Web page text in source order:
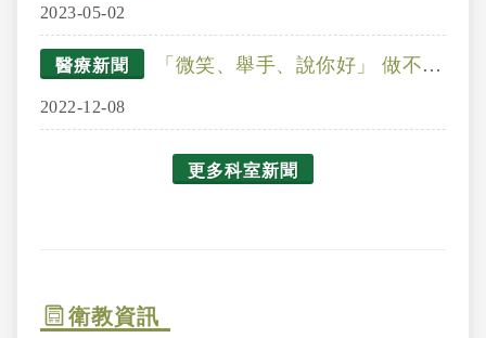
2023-05-02
醫療新聞 「微笑、舉手、說你好」 做不到恐患腦中風
2022-12-08
更多科室新聞
衛教資訊